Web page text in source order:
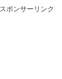
スポンサーリンク